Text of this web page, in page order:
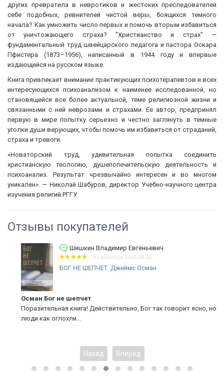
других превратила в невротиков и жестоких преследователей
себе подобных, ревнителей чистой веры, боящихся темного
начала? Как умножить число первых и помочь вторым избавиться
от уничтожающего страха? "Христианство и страх" —
фундаментальный труд швейцарского педагога и пастора Оскара
Пфистера (1873–1956), написанный в 1944 году и впервые
издающийся на русском языке.
Книга привлекает внимание практикующих психотерапевтов и всех
интересующихся психоанализом к наименее исследованной, но
становящейся все более актуальной, теме религиозной жизни и
связанными с ней неврозами и страхами. Ее автор, предпринял
первую в мире попытку серьезно и честно заглянуть в темные
уголки души верующих, чтобы помочь им избавиться от страданий,
страха и тревоги.
«Новаторский труд, удивительная попытка соединить
христианскую теологию, душепопечительскую деятельность и
психоанализ. Результат чрезвычайно интересен и во многом
уникален». — Николай Шабуров, директор Учебно-научного центра
изучения религий РГГУ
Отзывы покупателей
Шишкин Владимир Евгеньевич
9 сентября 2025 09:26
БОГ НЕ ШЕПЧЕТ. Джеймс Осман
Осман Бог не шепчет
Поразительная книга! Действительно, Бог так говорит ясно, но
люди как оглохли...
Назад Вперед